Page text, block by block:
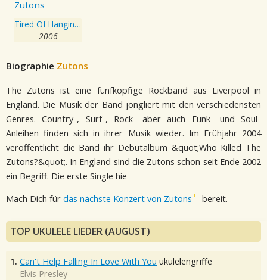
Tired Of Hanging Around
2006
Biographie Zutons
The Zutons ist eine fünfköpfige Rockband aus Liverpool in
England. Die Musik der Band jongliert mit den verschiedensten
Genres. Country-, Surf-, Rock- aber auch Funk- und Soul-
Anleihen finden sich in ihrer Musik wieder. Im Frühjahr 2004
veröffentlicht die Band ihr Debütalbum &quot;Who Killed The
Zutons?&quot;. In England sind die Zutons schon seit Ende 2002
ein Begriff. Die erste Single hie
Mach Dich für das nächste Konzert von Zutons bereit.
TOP UKULELE LIEDER (AUGUST)
1. Can't Help Falling In Love With You ukulelengriffe
Elvis Presley